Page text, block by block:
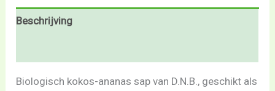
Beschrijving
Biologisch kokos-ananas sap van D.N.B., geschikt als